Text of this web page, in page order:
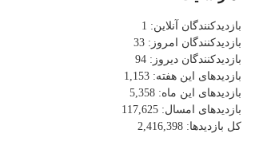
بازدیدکنندگان آنلاین: 1
بازدیدکنندگان امروز: 33
بازدیدکنندگان دیروز: 94
بازدیدهای این هفته: 1,153
بازدیدهای این ماه: 5,358
بازدیدهای امسال: 117,625
کل بازدیدها: 2,416,398